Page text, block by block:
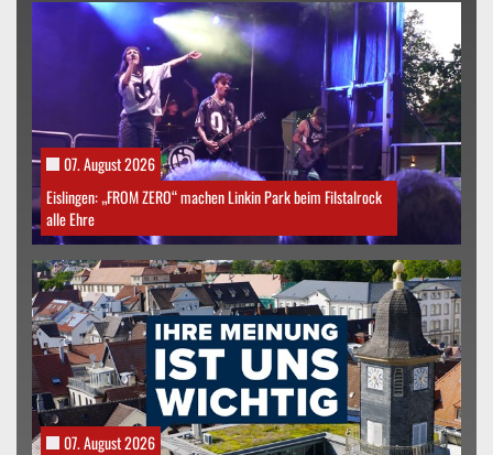
07. August 2026
Eislingen: „FROM ZERO“ machen Linkin Park beim Filstalrock
alle Ehre
07. August 2026